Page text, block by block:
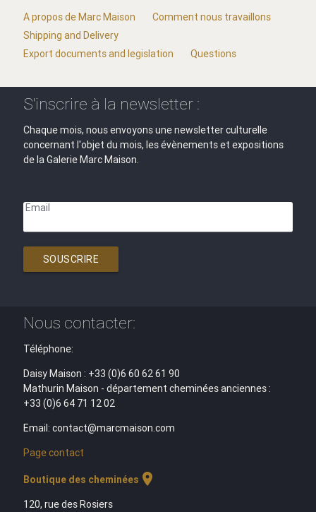
A propos de Marc Maison
Comment nous travaillons
Shipping and Delivery
Export documents and legislation
Questions
S'inscrire à la newsletter :
Chaque mois, nous envoyons une newsletter culturelle
concernant l'objet du mois, les évènements et expositions
de la Galerie Marc Maison.
Email
SOUSCRIRE
Nous contacter:
Téléphone:
Daisy Maison : +33 (0)6 60 62 61 90
Mathurin Maison - département cheminées anciennes :
+33 (0)6 64 71 12 02
Email: contact@marcmaison.com
Page contact
Boutique des cheminées location_on
120, rue des Rosiers